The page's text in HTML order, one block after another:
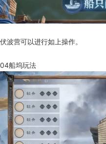
伏波营可以进行如上操作。
04船坞玩法